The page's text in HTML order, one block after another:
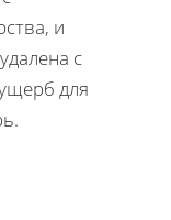
и
с
для